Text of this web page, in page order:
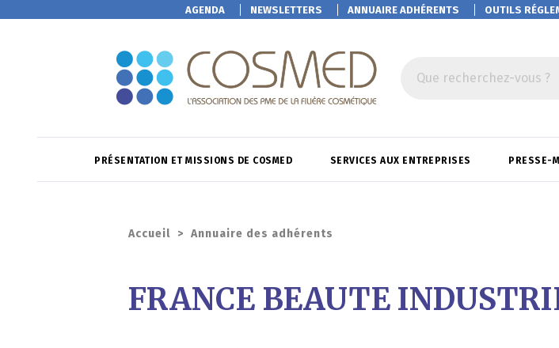
AGENDA NEWSLETTERS ANNUAIRE ADHÉRENTS OUTILS
Que recherchez-vous ?
PRÉSENTATION ET MISSIONS DE COSMED SERVICES AUX ENTREPRISES PRESSE-
Accueil > Annuaire des adhérents
FRANCE BEAUTE